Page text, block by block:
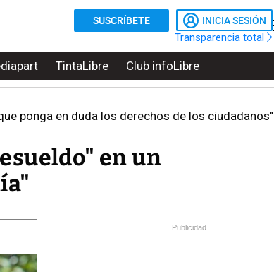
SUSCRÍBETE INICIA SESIÓN
Transparencia total
TintaLibre Club infoLibre
ponga en duda los derechos de los ciudadanos"
en un
Publicidad